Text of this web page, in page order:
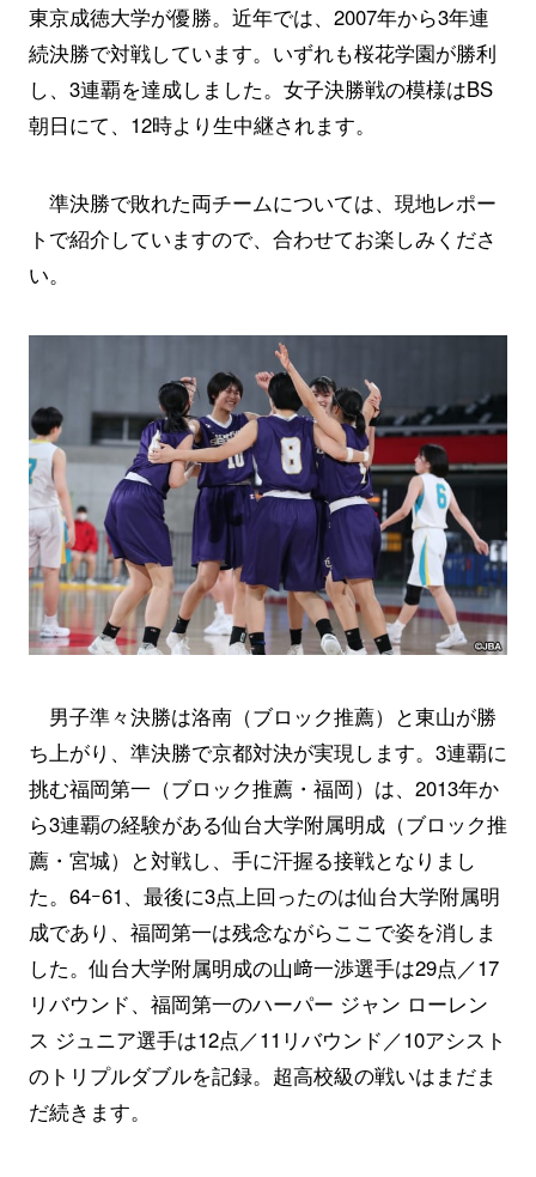
東京成徳大学が優勝。近年では、2007年から3年連
続決勝で対戦しています。いずれも桜花学園が勝利
し、3連覇を達成しました。女子決勝戦の模様はBS
朝日にて、12時より生中継されます。
準決勝で敗れた両チームについては、 現地レポー
ト で紹介していますので、合わせてお楽しみくださ
い。
男子準々決勝は洛南（ブロック推薦）と東山が勝
ち上がり、準決勝で京都対決が実現します。3連覇に
挑む福岡第一（ブロック推薦・福岡）は、2013年か
ら3連覇の経験がある仙台大学附属明成（ブロック推
薦・宮城）と対戦し、手に汗握る接戦となりまし
た。64ｰ61、最後に3点上回ったのは仙台大学附属明
成であり、福岡第一は残念ながらここで姿を消しま
した。仙台大学附属明成の山﨑一渉選手は29点／17
リバウンド、福岡第一のハーパー ジャン ローレン
ス ジュニア選手は12点／11リバウンド／10アシスト
のトリプルダブルを記録。超高校級の戦いはまだま
だ続きます。